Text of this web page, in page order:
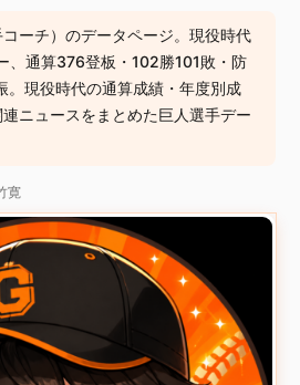
ーチ）のデータページ。現役時代
通算376登板・102勝101敗・防
。現役時代の通算成績・年度別成
ニュースをまとめた巨人選手デー
寛